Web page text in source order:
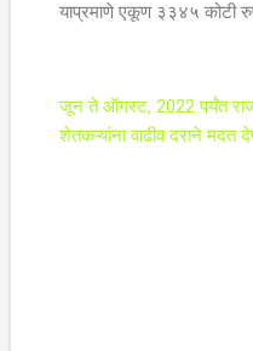
याप्रमाणे एकूण ३३४५ कोटी
जून ते ऑगस्ट, 2022 पर्यंत
शेतकऱ्यांना वाढीव दराने मदत